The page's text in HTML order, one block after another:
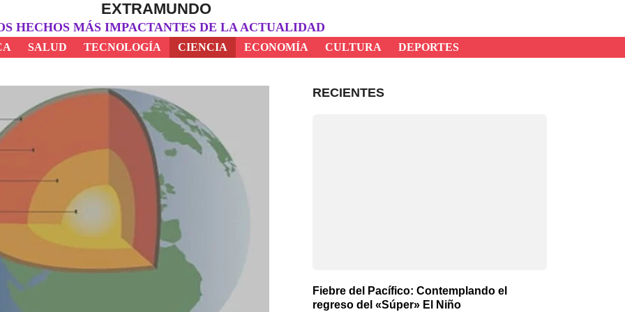
EXTRAMUNDO
HECHOS MÁS IMPACTANTES DE LA ACTUALIDAD
SALUD TECNOLOGÍA CIENCIA ECONOMÍA CULTURA DEPORTES
RECIENTES
Fiebre del Pacífico: Contemplando el
regreso del «Súper» El Niño